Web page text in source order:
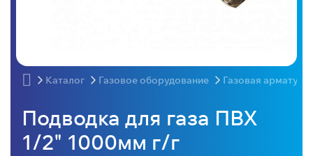
Каталог Газовое оборудование Газовая арматура
Подводка для газа ПВХ
1/2" 1000мм г/г